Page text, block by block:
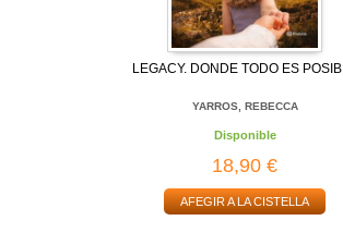
LEGACY. DONDE TODO ES
YARROS, REBECCA
Disponible
18,90 €
AFEGIR A LA CISTELLA